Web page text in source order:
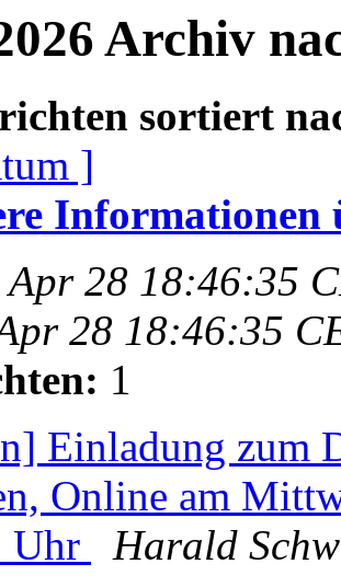
Archiv
sortiert
]
Informationen
28 18:46:35
28 18:46:35
1
Einladung zum
Online am
Uhr
Harald